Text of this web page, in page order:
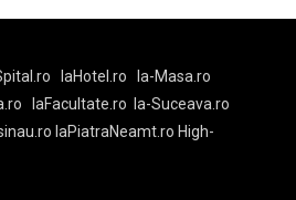
laHotel.ro
la-Masa.ro
laFacultate.ro
la-Suceava.ro
laPiatraNeamt.ro High-